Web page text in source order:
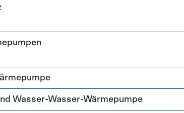
Wasser-Wasser-Wärmepumpe